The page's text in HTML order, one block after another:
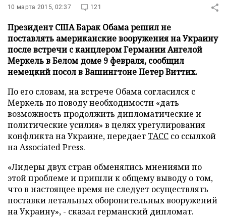
10 марта 2015, 02:37 121
Президент США Барак Обама решил не
поставлять американские вооружения на Украину
после встречи с канцлером Германии Ангелой
Меркель в Белом доме 9 февраля, сообщил
немецкий посол в Вашингтоне Петер Виттих.
По его словам, на встрече Обама согласился с
Меркель по поводу необходимости «дать
возможность продолжить дипломатические и
политические усилия» в целях урегулирования
конфликта на Украине,передаетТАСС со ссылкой
на Associated Press.
«Лидеры двух стран обменялись мнениями по
этой проблеме и пришли к общему выводу о том,
что в настоящее время не следует осуществлять
поставки летальных оборонительных вооружений
на Украину», - сказал германский дипломат.